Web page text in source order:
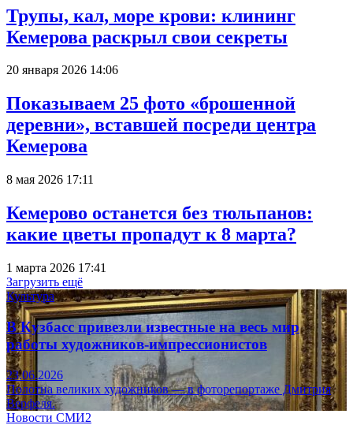
Трупы, кал, море крови: клининг
Кемерова раскрыл свои секреты
20 января 2026 14:06
Показываем 25 фото «брошенной
деревни», вставшей посреди центра
Кемерова
8 мая 2026 17:11
Кемерово останется без тюльпанов:
какие цветы пропадут к 8 марта?
1 марта 2026 17:41
Загрузить ещё
Культура
В Кузбасс привезли известные на весь мир
работы художников-импрессионистов
23.06.2026
Полотна великих художников — в фоторепортаже Дмитрия
Верфеля.
Новости СМИ2